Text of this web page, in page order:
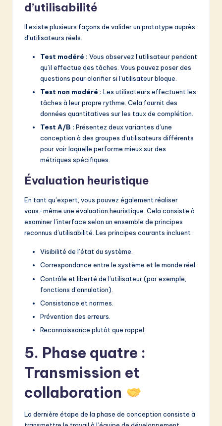
d’utilisabilité
Il existe plusieurs façons de valider un prototype auprès
d’utilisateurs réels.
Test modéré : Vous observez l’utilisateur pendant
qu’il effectue des tâches. Vous pouvez poser des
questions pour clarifier si l’utilisateur bloque.
Test non modéré : Les utilisateurs effectuent les
tâches à leur propre rythme. Cela fournit des
données quantitatives sur les taux de complétion.
Test A/B : Présentez deux variantes d’une
conception à des groupes d’utilisateurs différents
pour voir laquelle performe mieux sur des
métriques spécifiques.
Évaluation heuristique
En tant qu’expert, vous pouvez également réaliser
vous-même une évaluation heuristique. Cela consiste à
examiner l’interface selon un ensemble de principes
reconnus d’utilisabilité. Les principes courants incluent :
Visibilité de l’état du système.
Correspondance entre le système et le monde réel.
Contrôle et liberté de l’utilisateur (par exemple,
fonctions d’annulation).
Consistance et normes.
Prévention des erreurs.
Reconnaissance plutôt que rappel.
5. Phase quatre :
Transmission et
collaboration
La dernière étape de la phase de conception consiste à